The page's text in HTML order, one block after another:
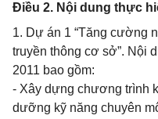
Điều 2. Nội dung thực
1. Dự án 1 “Tăng cường
truyền thông cơ sở”. Nội
2011 bao gồm:
- Xây dựng chương trình
dưỡng kỹ năng chuyên